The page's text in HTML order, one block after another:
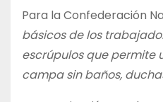
Para la Confederación
básicos de los
escrúpulos que permite
campa sin baños,